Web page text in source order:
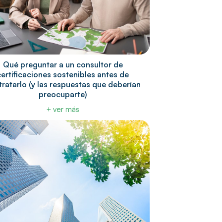
Qué preguntar a un consultor de
sostenibles antes de
(y las respuestas que deberían
preocuparte)
+ ver más